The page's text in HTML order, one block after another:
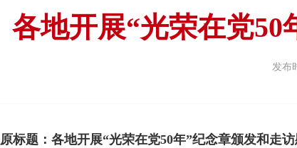
各地开展“光荣在党
发布
原标题：各地开展“光荣在党50年”纪念章颁发和走